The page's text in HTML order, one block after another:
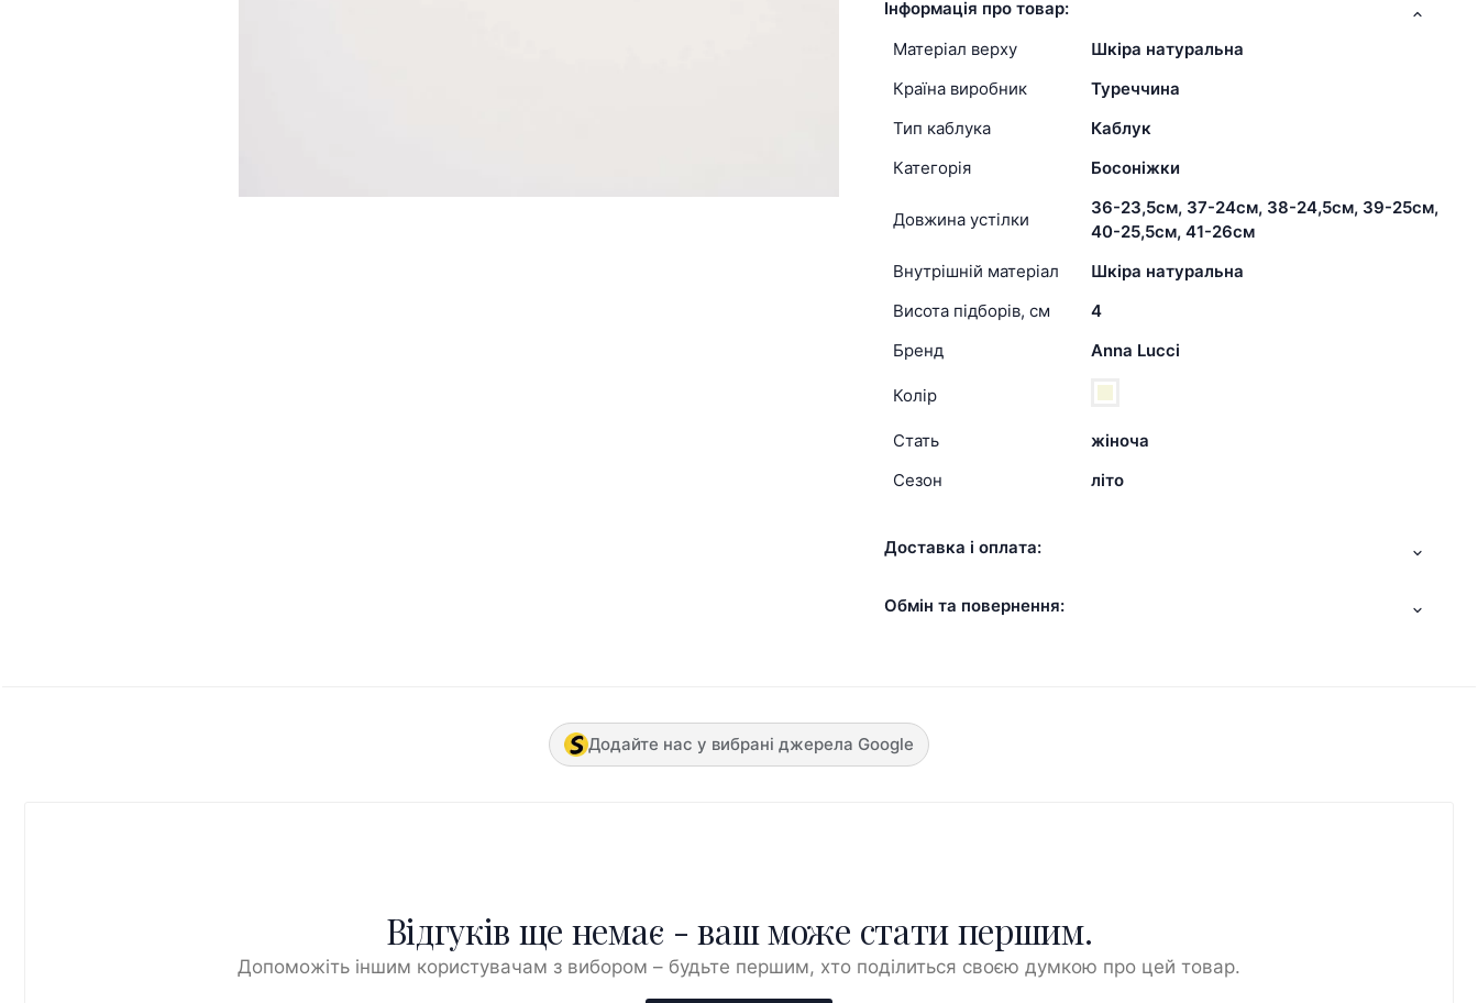
Інформація про товар:
Матеріал верху
Шкіра натуральна
Країна виробник
Туреччина
Тип каблука
Каблук
Категорія
Босоніжки
Довжина устілки
36-23,5см, 37-24см, 38-24,5см, 39-25см,
40-25,5см, 41-26см
Внутрішній матеріал
Шкіра натуральна
Висота підборів, см
4
Бренд
Anna Lucci
Колір
Стать
жіноча
Сезон
літо
Доставка і оплата:
Обмін та повернення:
Додайте нас у вибрані джерела Google
Відгуків ще немає - ваш може стати першим.
Допоможіть іншим користувачам з вибором – будьте першим, хто поділиться своєю думкою про цей товар.